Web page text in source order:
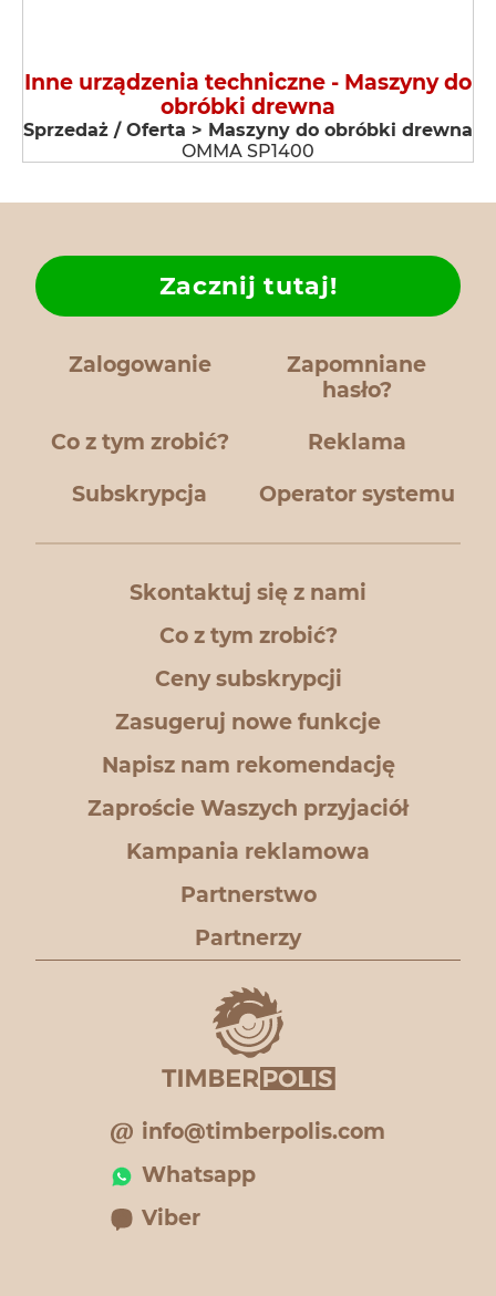
Inne urządzenia techniczne - Maszyny do
obróbki drewna
Sprzedaż / Oferta > Maszyny do obróbki drewna
OMMA SP1400
Zalogowanie
Zapomniane
hasło?
Co z tym zrobić?
Zacznij tutaj!
Reklama
Subskrypcja Operator systemu
Skontaktuj się z nami
Co z tym zrobić?
Ceny subskrypcji
Zasugeruj nowe funkcje
Napisz nam rekomendację
Zaproście Waszych przyjaciół
Kampania reklamowa
Partnerstwo
Partnerzy
info@timberpolis.com
Whatsapp
Viber